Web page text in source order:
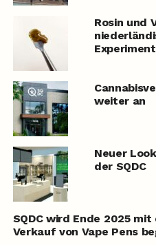
Rosin und
weiter an
Neuer
der SQDC
SQDC wird Ende 2025 mit
Verkauf von Vape Pens